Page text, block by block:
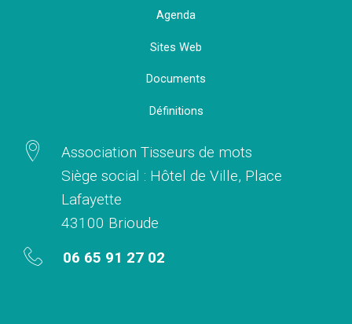
Agenda
Sites Web
Documents
Définitions
Association Tisseurs de mots
Siège social : Hôtel de Ville, Place
Lafayette
43100 Brioude
06 65 91 27 02